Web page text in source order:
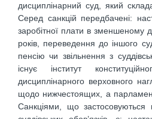
дисциплінарний суд, який
Серед санкцій передбачені:
заробітної плати в зменшеному
років, переведення до іншого
пенсію чи звільнення з
існує інститут
дисциплінарного верховного
щодо нижчестоящих, а
Санкціями, що застосовуються